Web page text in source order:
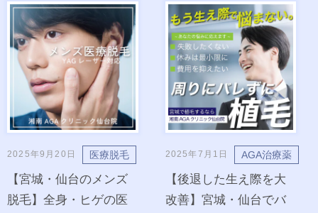
2025年9月20日 医療脱毛
【宮城・仙台のメンズ
脱毛】全身・ヒゲの医
2025年7月1日 AGA治療薬
【後退した生え際を大
改善】宮城・仙台でバ